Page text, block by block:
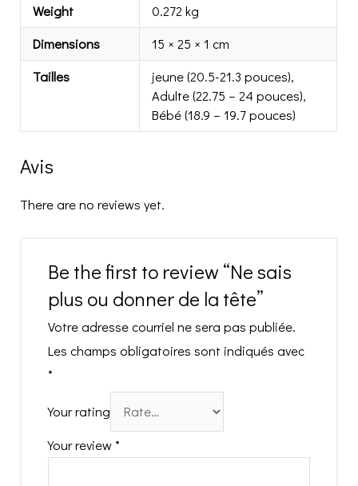
Weight
0.272 kg
Dimensions
15 × 25 × 1 cm
Tailles
jeune (20.5-21.3 pouces),
Adulte (22.75 – 24 pouces),
Bébé (18.9 – 19.7 pouces)
Avis
There are no reviews yet.
Be the first to review “Ne sais
plus ou donner de la tête”
Votre adresse courriel ne sera pas publiée.
Les champs obligatoires sont indiqués avec
*
Your rating
Your review*